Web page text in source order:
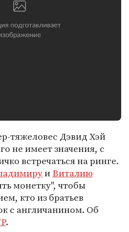
тяжеловес Дэвид Хэй
не имеет значения, с
встречаться на ринге.
иВиталию
монетку", чтобы
кто из братьев
с англичанином. Об
.